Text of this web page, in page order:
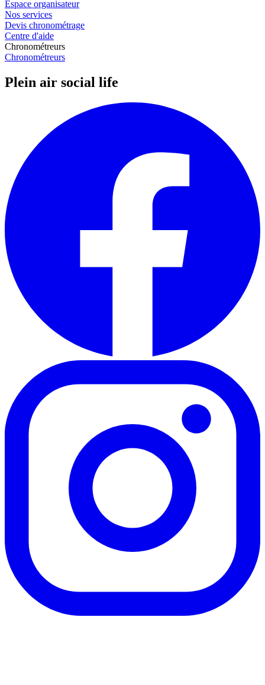
Espace organisateur
Nos services
Devis chronométrage
Centre d'aide
Chronométreurs
Chronométreurs
Plein air social life